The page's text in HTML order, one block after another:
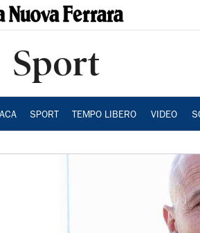
Sport
SPORT TEMPO LIBERO VIDEO